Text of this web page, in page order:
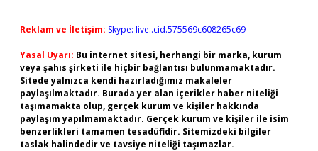
Reklam ve İletişim: Skype: live:.cid.575569c608265c69
Yasal Uyarı: Bu internet sitesi, herhangi bir marka, kurum
veya şahıs şirketi ile hiçbir bağlantısı bulunmamaktadır.
Sitede yalnızca kendi hazırladığımız makaleler
paylaşılmaktadır. Burada yer alan içerikler haber niteliği
taşımamakta olup, gerçek kurum ve kişiler hakkında
paylaşım yapılmamaktadır. Gerçek kurum ve kişiler ile isim
benzerlikleri tamamen tesadüfidir. Sitemizdeki bilgiler
taslak halindedir ve tavsiye niteliği taşımazlar.